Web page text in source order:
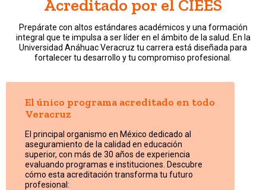
Acreditado por el CIEES
Prepárate con altos estándares académicos y una formación
integral que te impulsa a ser líder en el ámbito de la salud. En la
Universidad Anáhuac Veracruz tu carrera está diseñada para
fortalecer tu desarrollo y tu compromiso profesional.
El único programa acreditado en todo
Veracruz
El principal organismo en México dedicado al
aseguramiento de la calidad en educación
superior, con más de 30 años de experiencia
evaluando programas e instituciones. Descubre
cómo esta acreditación transforma tu futuro
profesional: